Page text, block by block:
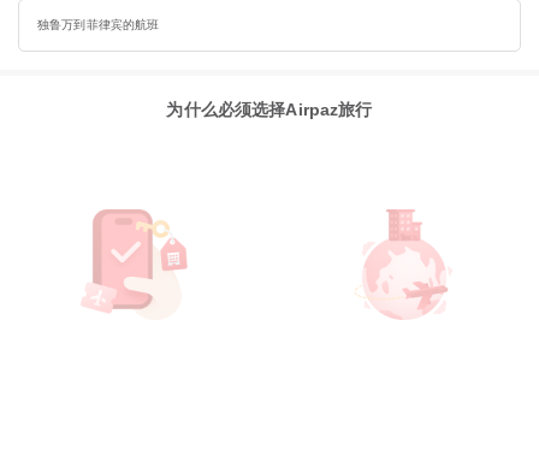
独鲁万到菲律宾的航班
为什么必须选择Airpaz旅行